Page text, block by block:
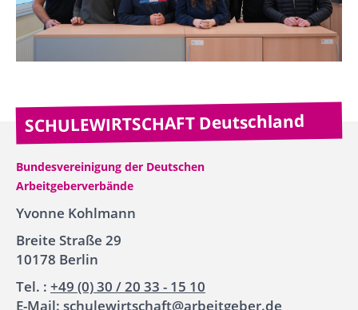
SCHULEWIRTSCHAFT Deutschland
Bundesvereinigung der Deutschen
Arbeitgeberverbände
Yvonne Kohlmann
Breite Straße 29
10178 Berlin
Tel. : +49 (0) 30 / 20 33 - 15 10
E-Mail: schulewirtschaft@arbeitgeber.de